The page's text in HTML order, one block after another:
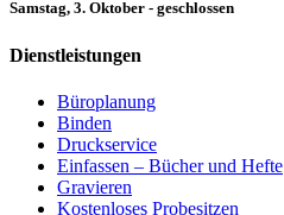
Samstag, 3. Oktober - geschlossen
Dienstleistungen
Büroplanung
Binden
Druckservice
Einfassen – Bücher und Hefte
Gravieren
Kostenloses Probesitzen